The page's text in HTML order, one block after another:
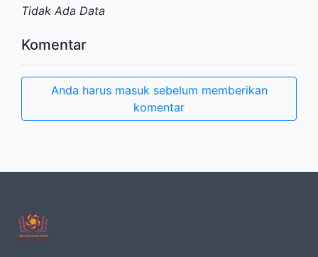
Tidak Ada Data
Komentar
Anda harus masuk sebelum memberikan
komentar